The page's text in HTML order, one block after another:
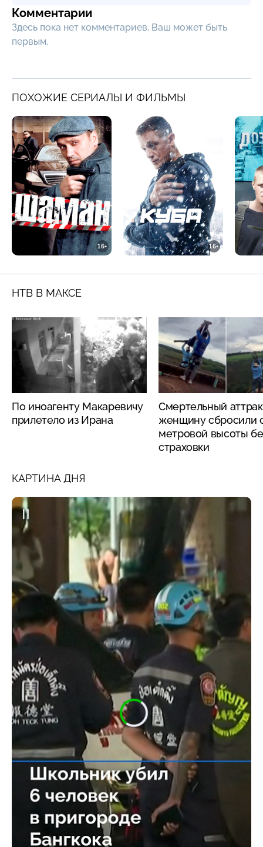
Комментарии
Здесь пока нет комментариев, Ваш может быть
первым.
ПОХОЖИЕ СЕРИАЛЫ И ФИЛЬМЫ
16+ 16+
НТВ В МАКСЕ
По иноагенту Макаревичу
прилетело из Ирана
Смертельный
женщину сбросили
метровой высоты
страховки
КАРТИНА ДНЯ